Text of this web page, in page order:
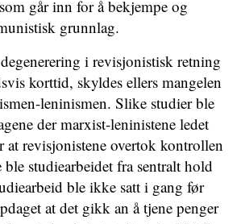
går inn for å bekjempe og
grunnlag.
i revisjonistisk retning
korttid, skyldes ellers mangelen
leninismen. Slike studier ble
der marxist-leninistene ledet
revisjonistene overtok kontrollen
studiearbeidet fra sentralt hold
ble ikke satt i gang før
at det gikk an å tjene penger